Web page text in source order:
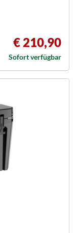
€ 210,90
Sofort verfügbar